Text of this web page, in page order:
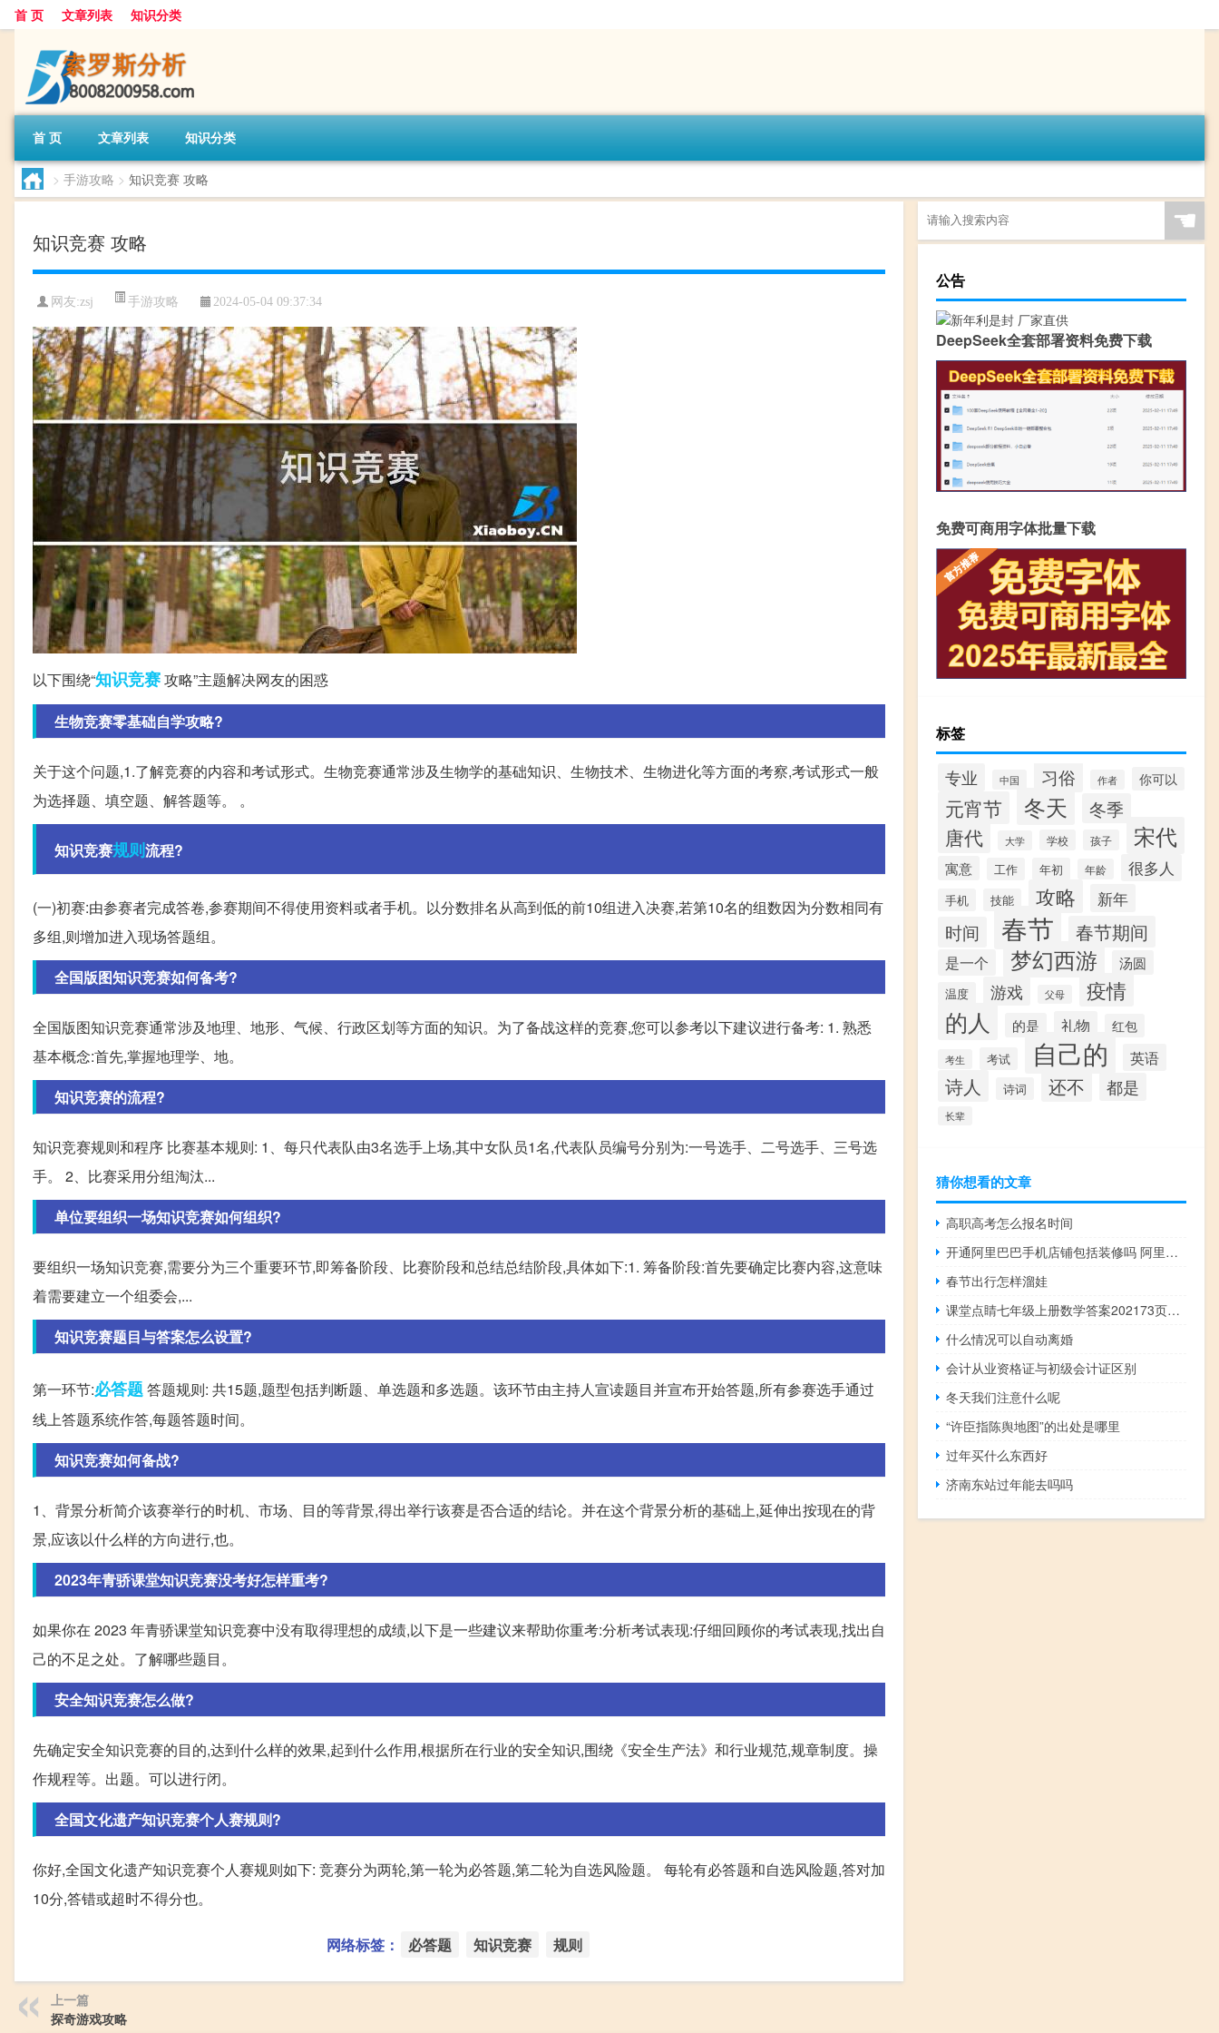
首 页 文章列表 知识分类
首 页 文章列表 知识分类
> 手游攻略 > 知识竞赛 攻略
知识竞赛 攻略
网友:zsj 手游攻略 2024-05-04 09:37:34
以下围绕“知识竞赛攻略”主题解决网友的困惑
生物竞赛零基础自学攻略?
关于这个问题,1.了解竞赛的内容和考试形式。生物竞赛通常涉及生物学的基础知识、生物技术、生物进化等方面的考察,考试形式一般
为选择题、填空题、解答题等。 。
知识竞赛规则流程?
(一)初赛:由参赛者完成答卷,参赛期间不得使用资料或者手机。以分数排名从高到低的前10组进入决赛,若第10名的组数因为分数相同有
多组,则增加进入现场答题组。
全国版图知识竞赛如何备考?
全国版图知识竞赛通常涉及地理、地形、气候、行政区划等方面的知识。为了备战这样的竞赛,您可以参考以下建议进行备考: 1. 熟悉
基本概念:首先,掌握地理学、地。
知识竞赛的流程?
知识竞赛规则和程序 比赛基本规则: 1、每只代表队由3名选手上场,其中女队员1名,代表队员编号分别为:一号选手、二号选手、三号选
手。 2、比赛采用分组淘汰...
单位要组织一场知识竞赛如何组织?
要组织一场知识竞赛,需要分为三个重要环节,即筹备阶段、比赛阶段和总结总结阶段,具体如下:1. 筹备阶段:首先要确定比赛内容,这意味
着需要建立一个组委会,...
知识竞赛题目与答案怎么设置?
第一环节:必答题答题规则: 共15题,题型包括判断题、单选题和多选题。该环节由主持人宣读题目并宣布开始答题,所有参赛选手通过
线上答题系统作答,每题答题时间。
知识竞赛如何备战?
1、背景分析简介该赛举行的时机、市场、目的等背景,得出举行该赛是否合适的结论。并在这个背景分析的基础上,延伸出按现在的背
景,应该以什么样的方向进行,也。
2023年青骄课堂知识竞赛没考好怎样重考?
如果你在 2023 年青骄课堂知识竞赛中没有取得理想的成绩,以下是一些建议来帮助你重考:分析考试表现:仔细回顾你的考试表现,找出自
己的不足之处。了解哪些题目。
安全知识竞赛怎么做?
先确定安全知识竞赛的目的,达到什么样的效果,起到什么作用,根据所在行业的安全知识,围绕《安全生产法》和行业规范,规章制度。操
作规程等。出题。可以进行闭。
全国文化遗产知识竞赛个人赛规则?
你好,全国文化遗产知识竞赛个人赛规则如下: 竞赛分为两轮,第一轮为必答题,第二轮为自选风险题。 每轮有必答题和自选风险题,答对加
10分,答错或超时不得分也。
网络标签： 必答题 知识竞赛 规则
上一篇
探奇游戏攻略
☚
公告
DeepSeek全套部署资料免费下载
免费可商用字体批量下载
标签
专业 中国 习俗 作者 你可以
元宵节 冬天 冬季
唐代 大学 学校 孩子 宋代
寓意 工作 年初 年龄 很多人
手机 技能 攻略 新年
时间 春节 春节期间
是一个 梦幻西游 汤圆
温度 游戏 父母 疫情
的人 的是 礼物 红包
考生 考试 自己的 英语
诗人 诗词 还不 都是
长辈
猜你想看的文章
高职高考怎么报名时间
开通阿里巴巴手机店铺包括装修吗 阿里国际站店铺装修
春节出行怎样溜娃
课堂点睛七年级上册数学答案202173页74页（课堂点睛七年级上册数学答案2021）
什么情况可以自动离婚
会计从业资格证与初级会计证区别
冬天我们注意什么呢
“许臣指陈舆地图”的出处是哪里
过年买什么东西好
济南东站过年能去吗吗